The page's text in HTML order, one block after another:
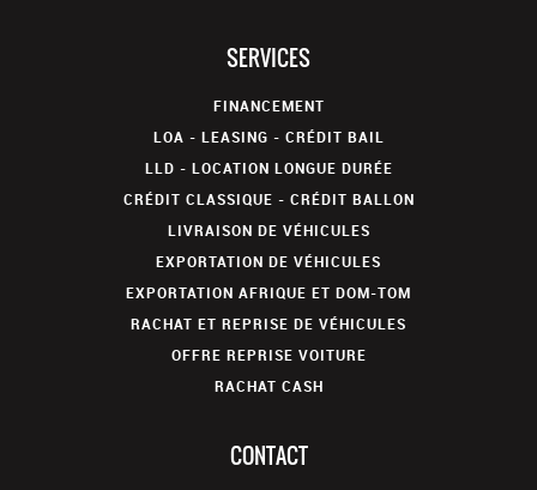
SERVICES
FINANCEMENT
LOA - LEASING - CRÉDIT BAIL
LLD - LOCATION LONGUE DURÉE
CRÉDIT CLASSIQUE - CRÉDIT BALLON
LIVRAISON DE VÉHICULES
EXPORTATION DE VÉHICULES
EXPORTATION AFRIQUE ET DOM-TOM
RACHAT ET REPRISE DE VÉHICULES
OFFRE REPRISE VOITURE
RACHAT CASH
CONTACT